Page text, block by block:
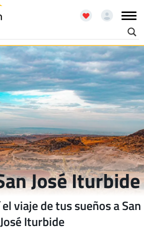
José Iturbide
viaje de tus sueños a San
José Iturbide